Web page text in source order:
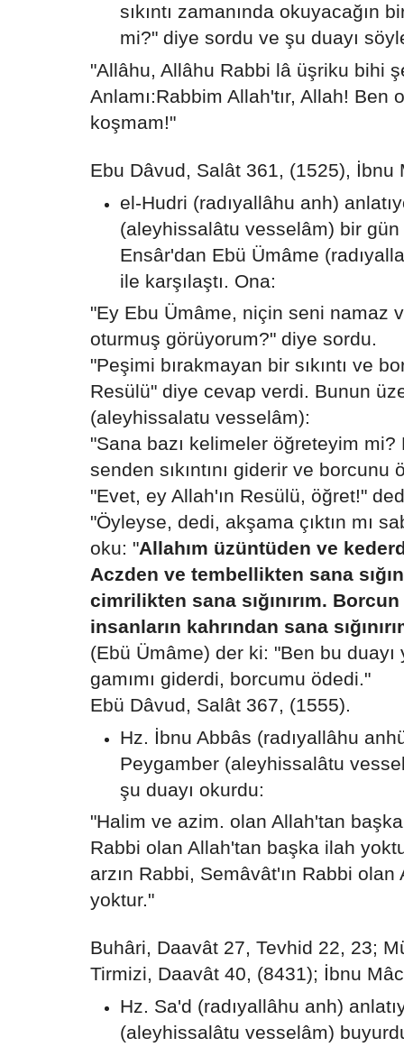
sıkıntı zamanında okuyacağın
mi?" diye sordu ve şu duayı
"Allâhu, Allâhu Rabbi lâ üşriku bihi
Anlamı:Rabbim Allah'tır, Allah! Ben
koşmam!"
Ebu Dâvud, Salât 361, (1525), İbnu
el-Hudri (radıyallâhu anh)
(aleyhissalâtu vesselâm) bir
Ensâr'dan Ebü Ümâme
ile karşılaştı. Ona:
"Ey Ebu Ümâme, niçin seni namaz
oturmuş görüyorum?" diye sordu.
"Peşimi bırakmayan bir sıkıntı ve
Resülü" diye cevap verdi. Bunun
(aleyhissalatu vesselâm):
"Sana bazı kelimeler öğreteyim mi?
senden sıkıntını giderir ve borcunu
"Evet, ey Allah'ın Resülü, öğret!"
"Öyleyse, dedi, akşama çıktın mı
oku: "Allahım üzüntüden ve
Aczden ve tembellikten sana
cimrilikten sana sığınırım.
insanların kahrından sana
(Ebü Ümâme) der ki: "Ben bu duayı
gamımı giderdi, borcumu ödedi."
Ebü Dâvud, Salât 367, (1555).
Hz. İbnu Abbâs (radıyallâhu
Peygamber (aleyhissalâtu
şu duayı okurdu:
"Halim ve azim. olan Allah'tan
Rabbi olan Allah'tan başka ilah
arzın Rabbi, Semâvât'ın Rabbi
yoktur."
Buhâri, Daavât 27, Tevhid 22, 23;
Tirmizi, Daavât 40, (8431); İbnu
Hz. Sa'd (radıyallâhu anh)
(aleyhissalâtu vesselâm)